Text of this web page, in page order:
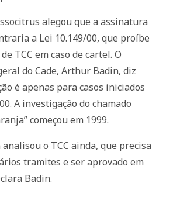
alegou que a assinatura
a Lei 10.149/00, que proíbe
TCC em caso de cartel. O
do Cade, Arthur Badin, diz
é apenas para casos iniciados
A investigação do chamado
começou em 1999.
analisou o TCC ainda, que precisa
tramites e ser aprovado em
Badin.